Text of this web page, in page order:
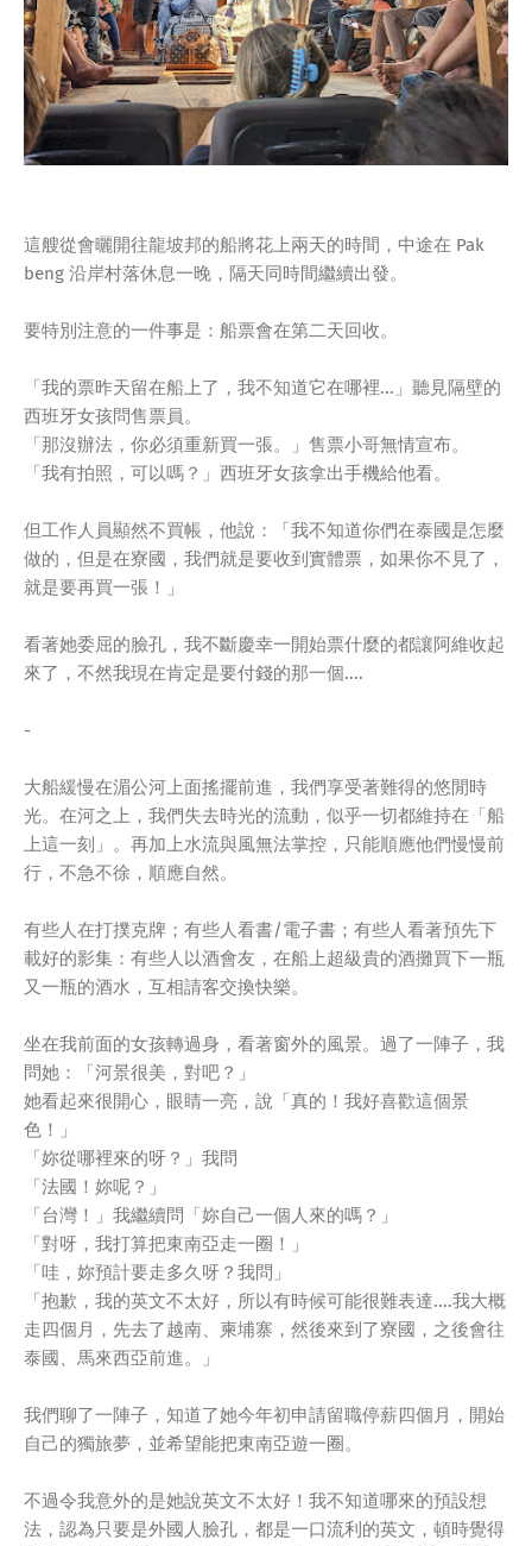
這艘從會曬開往龍坡邦的船將花上兩天的時間，中途在 Pak
beng 沿岸村落休息一晚，隔天同時間繼續出發。
要特別注意的一件事是：船票會在第二天回收。
「我的票昨天留在船上了，我不知道它在哪裡...」聽見隔壁的
西班牙女孩問售票員。
「那沒辦法，你必須重新買一張。」售票小哥無情宣布。
「我有拍照，可以嗎？」西班牙女孩拿出手機給他看。
但工作人員顯然不買帳，他說：「我不知道你們在泰國是怎麼
做的，但是在寮國，我們就是要收到實體票，如果你不見了，
就是要再買一張！」
看著她委屈的臉孔，我不斷慶幸一開始票什麼的都讓阿維收起
來了，不然我現在肯定是要付錢的那一個....
-
大船緩慢在湄公河上面搖擺前進，我們享受著難得的悠閒時
光。在河之上，我們失去時光的流動，似乎一切都維持在「船
上這一刻」。再加上水流與風無法掌控，只能順應他們慢慢前
行，不急不徐，順應自然。
有些人在打撲克牌；有些人看書/電子書；有些人看著預先下
載好的影集：有些人以酒會友，在船上超級貴的酒攤買下一瓶
又一瓶的酒水，互相請客交換快樂。
坐在我前面的女孩轉過身，看著窗外的風景。過了一陣子，我
問她：「河景很美，對吧？」
她看起來很開心，眼睛一亮，說「真的！我好喜歡這個景
色！」
「妳從哪裡來的呀？」我問
「法國！妳呢？」
「台灣！」我繼續問「妳自己一個人來的嗎？」
「對呀，我打算把東南亞走一圈！」
「哇，妳預計要走多久呀？我問」
「抱歉，我的英文不太好，所以有時候可能很難表達....我大概
走四個月，先去了越南、柬埔寨，然後來到了寮國，之後會往
泰國、馬來西亞前進。」
我們聊了一陣子，知道了她今年初申請留職停薪四個月，開始
自己的獨旅夢，並希望能把東南亞遊一圈。
不過令我意外的是她說英文不太好！我不知道哪來的預設想
法，認為只要是外國人臉孔，都是一口流利的英文，頓時覺得